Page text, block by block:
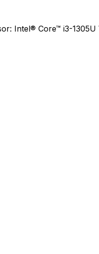
Intel® Core™ i3-1305U